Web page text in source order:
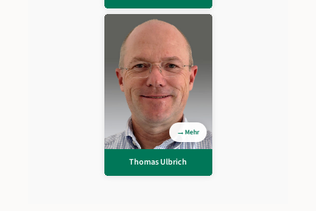
Mehr
Thomas Ulbrich
Thomas
Ulbrich
Business Lead Academy
Zurück